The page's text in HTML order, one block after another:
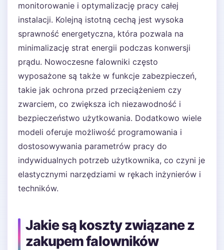
monitorowanie i optymalizację pracy całej
instalacji. Kolejną istotną cechą jest wysoka
sprawność energetyczna, która pozwala na
minimalizację strat energii podczas konwersji
prądu. Nowoczesne falowniki często
wyposażone są także w funkcje zabezpieczeń,
takie jak ochrona przed przeciążeniem czy
zwarciem, co zwiększa ich niezawodność i
bezpieczeństwo użytkowania. Dodatkowo wiele
modeli oferuje możliwość programowania i
dostosowywania parametrów pracy do
indywidualnych potrzeb użytkownika, co czyni je
elastycznymi narzędziami w rękach inżynierów i
techników.
Jakie są koszty związane z
zakupem falowników